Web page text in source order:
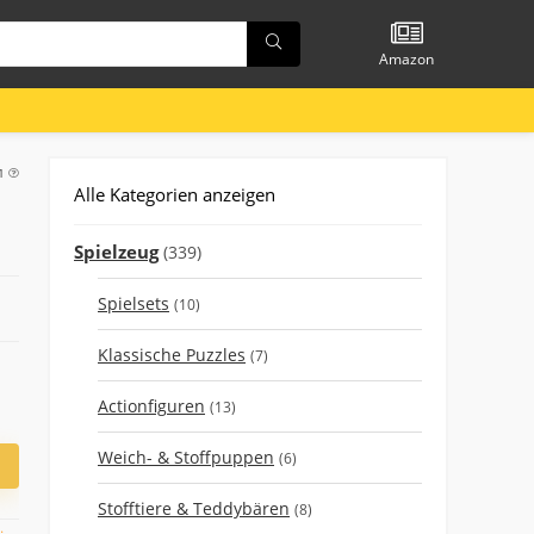
Amazon
Alle Kategorien anzeigen
Spielzeug (339)
Spielsets (10)
Klassische Puzzles (7)
Actionfiguren (13)
Weich- & Stoffpuppen (6)
Stofftiere & Teddybären (8)